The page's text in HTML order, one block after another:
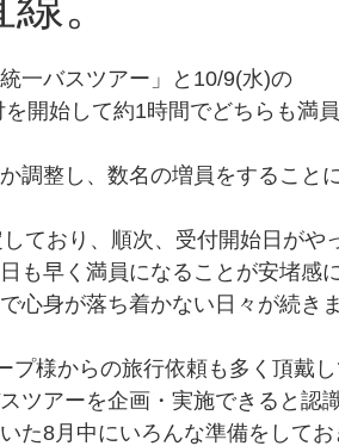
一バスツアー」と10/9(水)の
開始して約1時間でどちらも満
調整し、数名の増員をすること
ており、順次、受付開始日がや
も早く満員になることが安堵感
心身が落ち着かない日々が続きま
様からの旅行依頼も多く頂戴し
ツアーを企画・実施できると認
た8月中にいろんな準備をしてお